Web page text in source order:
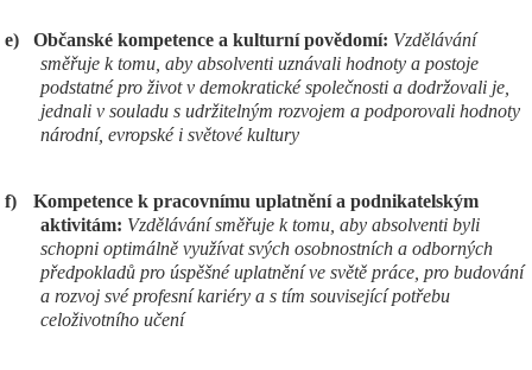
e) Občanské kompetence a kulturní povědomí: Vzdělávání
směřuje k tomu, aby absolventi uznávali hodnoty a postoje
podstatné pro život v demokratické společnosti a dodržovali je,
jednali v souladu s udržitelným rozvojem a podporovali hodnoty
národní, evropské i světové kultury
f)
Kompetence k pracovnímu uplatnění a podnikatelským
aktivitám: Vzdělávání směřuje k tomu, aby absolventi byli
schopni optimálně využívat svých osobnostních a odborných
předpokladů pro úspěšné uplatnění ve světě práce, pro budování
a rozvoj své profesní kariéry a s tím související potřebu
celoživotního učení